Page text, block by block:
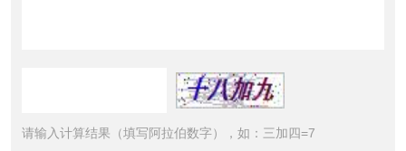
请输入计算结果（填写阿拉伯数字），如：三加四=7